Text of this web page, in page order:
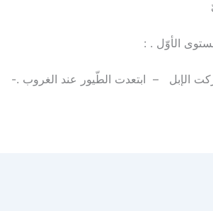
الأوّل . :
الإبل – ابتعدت الطّيور عند الغروب .-